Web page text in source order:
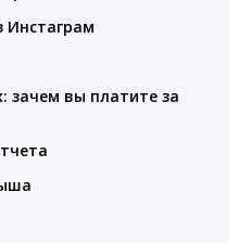
Инстаграм
зачем вы платите за